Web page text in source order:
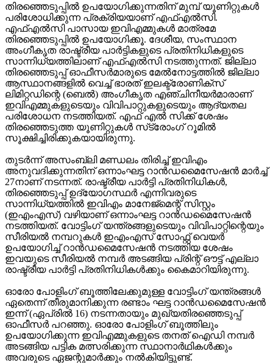
തിരഞ്ഞെടുപ്പില്‍ ഉപയോഗിക്കുന്നതിന് മുമ്പ് യൂണിറ്റുകള്‍
പരിശോധിക്കുന്ന പ്രക്രിയയാണ് എഫ്എല്‍സി.
എഫ്എല്‍സി പാസായ ഇവിഎമ്മുകള്‍ മാത്രമേ
തിരഞ്ഞെടുപ്പില്‍ ഉപയോഗിക്കൂ. ദേശീയ, സംസ്ഥാന
അംഗീകൃത രാഷ്ട്രീയ പാര്‍ട്ടികളുടെ പ്രതിനിധികളുടെ
സാന്നിധ്യത്തിലാണ് എഫ്എല്‍സി നടത്തുന്നത്. ജില്ലാ
തിരഞ്ഞെടുപ്പ് ഓഫീസര്‍മാരുടെ മേല്‍നോട്ടത്തില്‍ ജില്ലാ
ആസ്ഥാനങ്ങളില്‍ വെച്ച് ഭാരത് ഇലക്ട്രോണിക്‌സ്
ലിമിറ്റഡിന്റെ (ബെല്‍) അംഗീകൃത എഞ്ചിനീയര്‍മാരാണ്
ഇവിഎമ്മുകളുടെയും വിവിപാറ്റുകളുടെയും ആദ്യതല
പരിശോധന നടത്തിയത്. എഫ് എല്‍ സിക്ക് ശേഷം
തിരഞ്ഞെടുത്ത യൂണിറ്റുകള്‍ സ്‌ട്രോംഗ് റൂമില്‍
സൂക്ഷിച്ചിരിക്കുകയായിരുന്നു.
തുടര്‍ന്ന് അസംബ്ലി മണ്ഡലം തിരിച്ച് ഇവിഎം
അനുവദിക്കുന്നതിന് ഒന്നാംഘട്ട റാന്‍ഡമൈസേഷന്‍ മാര്‍ച്ച്
27നാണ് നടന്നത്. രാഷ്ട്രീയ പാര്‍ട്ടി പ്രതിനിധികള്‍,
തിരഞ്ഞെടുപ്പ് ഉദ്യോഗസ്ഥര്‍ എന്നിവരുടെ
സാന്നിധ്യത്തില്‍ ഇവിഎം മാനേജ്മെന്റ് സിസ്റ്റം
(ഇഎംഎസ്) വഴിയാണ് ഒന്നാംഘട്ട റാന്‍ഡമൈസേഷന്‍
നടത്തിയത്. വോട്ടിംഗ് യന്ത്രങ്ങളുടെയും വിവിപാറ്റിന്റെയും
സീരിയല്‍ നമ്പറുകള്‍ ഇഎംഎസ് സോഫ്റ്റ് വെയര്‍
ഉപയോഗിച്ച് റാന്‍ഡമൈസേഷന്‍ നടത്തിയ ശേഷം
ഇവയുടെ സീരിയല്‍ നമ്പര്‍ അടങ്ങിയ പ്രിന്റ് ഔട്ട് എല്ലാ
രാഷ്ട്രീയ പാര്‍ട്ടി പ്രതിനിധികള്‍ക്കും കൈമാറിയിരുന്നു.
ഓരോ പോളിംഗ് ബൂത്തിലേക്കുമുള്ള വോട്ടിംഗ് യന്ത്രങ്ങള്‍
ഏതെന്ന് തീരുമാനിക്കുന്ന രണ്ടാം ഘട്ട റാന്‍ഡമൈസേഷന്‍
ഇന്ന് (ഏപ്രില്‍ 16) നടന്നതായും മുഖ്യതിരഞ്ഞെടുപ്പ്
ഓഫീസര്‍ പറഞ്ഞു. ഓരോ പോളിംഗ് ബൂത്തിലും
ഉപയോഗിക്കുന്ന ഇവിഎമ്മുകളുടെ തനത് ഐഡി നമ്പര്‍
അടങ്ങിയ പട്ടിക മത്സരിക്കുന്ന സ്ഥാനാര്‍ഥികള്‍ക്കും
അവരുടെ ഏജന്റുമാര്‍ക്കും നല്‍കിയിട്ടുണ്ട്.